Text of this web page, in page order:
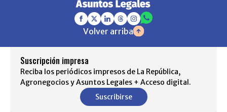
Volver arriba
Suscripción impresa
Reciba los periódicos impresos de La República,
Agronegocios y Asuntos Legales + Acceso digital.
Suscribirse